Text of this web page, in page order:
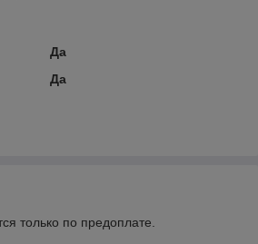
Да
Да
только по предоплате.